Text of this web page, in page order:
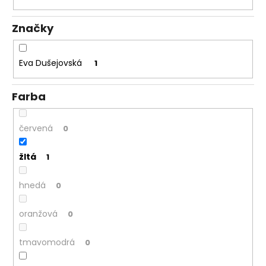
Značky
Eva Dušejovská 1
Farba
červená 0
žltá 1
hnedá 0
oranžová 0
tmavomodrá 0
á
j
s
?
O
d
p
o
ú